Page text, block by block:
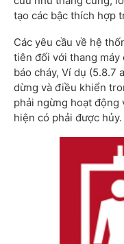
tạo các bậc thích hợp
Các yêu cầu về hệ
tiên đối với thang máy
báo cháy, Ví dụ (5.8.7
dừng và điều khiển
phải ngừng hoạt động
hiện có phải được hủy.